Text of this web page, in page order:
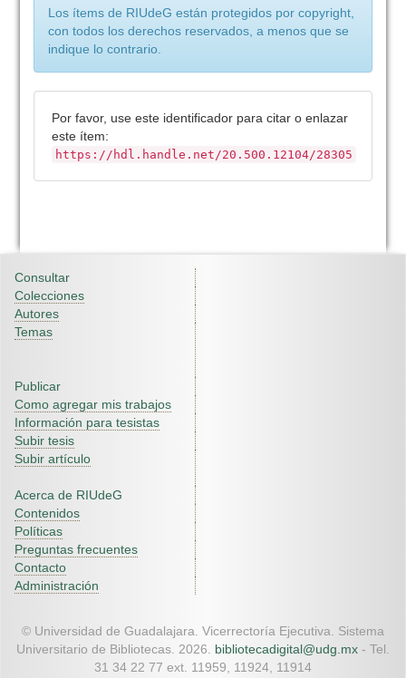
Los ítems de RIUdeG están protegidos por copyright,
con todos los derechos reservados, a menos que se
indique lo contrario.
Por favor, use este identificador para citar o enlazar
este ítem:
https://hdl.handle.net/20.500.12104/28305
Consultar
Colecciones
Autores
Temas
Publicar
Como agregar mis trabajos
Información para tesistas
Subir tesis
Subir artículo
Acerca de RIUdeG
Contenidos
Políticas
Preguntas frecuentes
Contacto
Administración
© Universidad de Guadalajara. Vicerrectoría Ejecutiva. Sistema
Universitario de Bibliotecas. 2026. bibliotecadigital@udg.mx - Tel.
31 34 22 77 ext. 11959, 11924, 11914